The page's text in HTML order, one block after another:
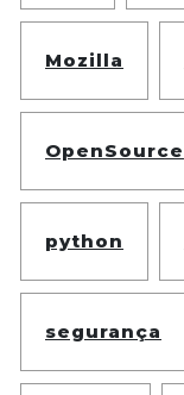
Mozilla
OpenSource
python
segurança